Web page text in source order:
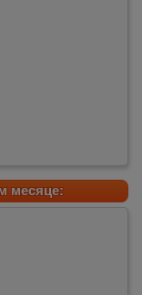
месяце: